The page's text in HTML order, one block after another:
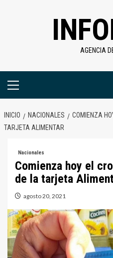
AGENCIA
Menú
INICIO NACIONALES
COMIENZA
TARJETA ALIMENTAR
Nacionales
Comienza hoy el
de la tarjeta
agosto 20, 2021